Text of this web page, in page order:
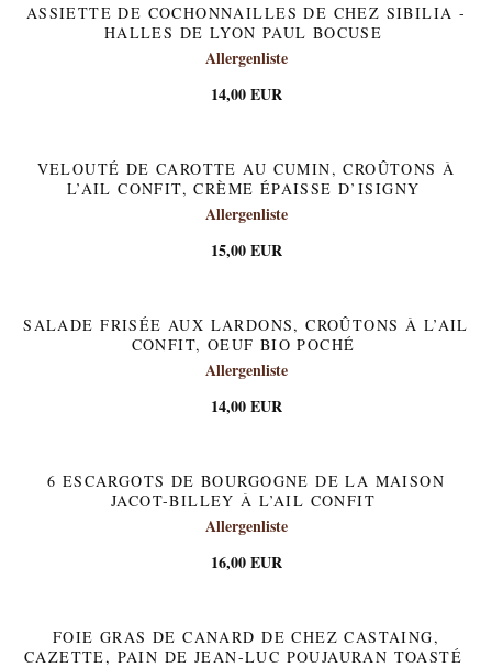
ASSIETTE DE COCHONNAILLES DE CHEZ SIBILIA -
HALLES DE LYON PAUL BOCUSE
Allergenliste
14,00 EUR
VELOUTÉ DE CAROTTE AU CUMIN, CROÛTONS À
L’AIL CONFIT, CRÈME ÉPAISSE D’ISIGNY
Allergenliste
15,00 EUR
SALADE FRISÉE AUX LARDONS, CROÛTONS À L’AIL
CONFIT, OEUF BIO POCHÉ
Allergenliste
14,00 EUR
6 ESCARGOTS DE BOURGOGNE DE LA MAISON
JACOT-BILLEY À L’AIL CONFIT
Allergenliste
16,00 EUR
FOIE GRAS DE CANARD DE CHEZ CASTAING,
CAZETTE, PAIN DE JEAN-LUC POUJAURAN TOASTÉ